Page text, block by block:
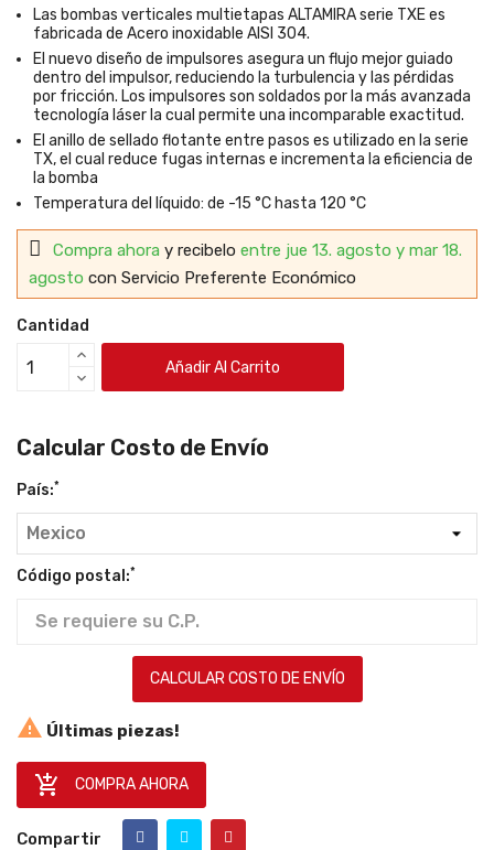
Las bombas verticales multietapas ALTAMIRA serie TXE es
fabricada de Acero inoxidable AISI 304.
El nuevo diseño de impulsores asegura un flujo mejor guiado
dentro del impulsor, reduciendo la turbulencia y las pérdidas
por fricción. Los impulsores son soldados por la más avanzada
tecnología láser la cual permite una incomparable exactitud.
El anillo de sellado flotante entre pasos es utilizado en la serie
TX, el cual reduce fugas internas e incrementa la eficiencia de
la bomba
Temperatura del líquido: de -15 °C hasta 120 °C
Compra ahora y recibelo entre jue 13. agosto y mar 18.
agosto con Servicio Preferente Económico
Cantidad
Añadir Al Carrito
Calcular Costo de Envío
País:*
Código postal:*
CALCULAR COSTO DE ENVÍO
 Últimas piezas!
 COMPRA AHORA
Compartir